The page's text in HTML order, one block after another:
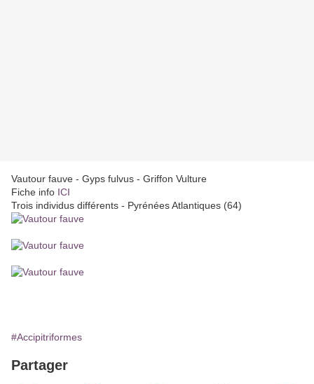
Vautour fauve - Gyps fulvus - Griffon Vulture
Fiche info ICI
Trois individus différents - Pyrénées Atlantiques (64)
#Accipitriformes
Partager